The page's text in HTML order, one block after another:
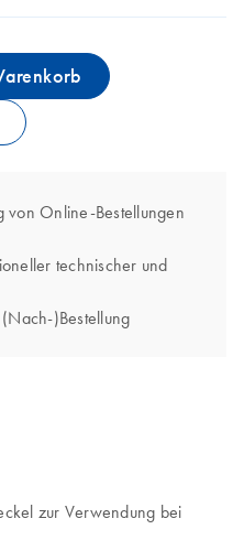
von Online-Bestellungen
technischer und
)Bestellung
zur Verwendung bei